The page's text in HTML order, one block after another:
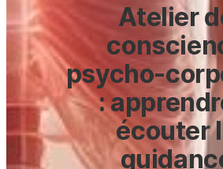
Atelier
psycho-
:
écouter